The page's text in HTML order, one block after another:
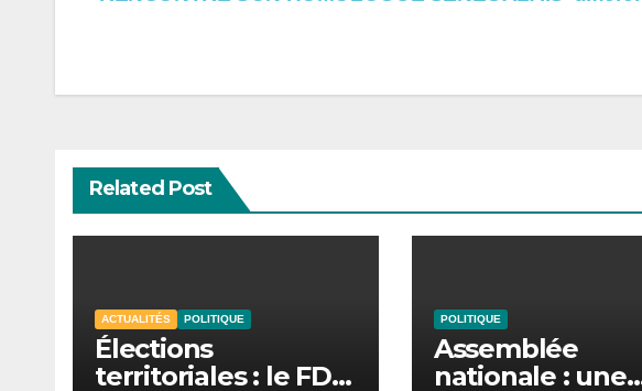
Related Post
ACTUALITÉS POLITIQUE
Élections
territoriales : le FDR
POLITIQUE
Assemblée
nationale : une